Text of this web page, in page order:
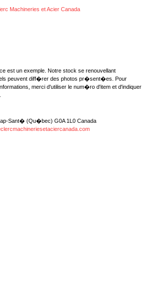
Machineries et Acier Canada
est un exemple. Notre stock se renouvellant
peuvent diff�rer des photos pr�sent�es. Pour
merci d'utiliser le num�ro d'item et d'indiquer
Sant� (Qu�bec) G0A 1L0 Canada